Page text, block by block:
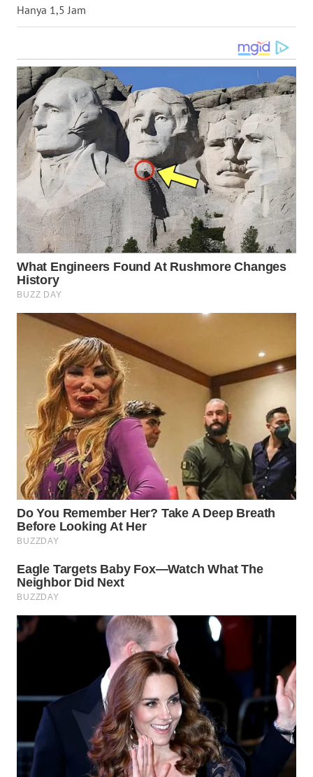
Hanya 1,5 Jam
WN
WN
JOGJA
WN
JATIM
WN
BALI
WN
KALBAR
WN
KALTENG
WN
KALTARA
WN
KALSEL
WN
KALTIM
WN
SULSEL
WN
WN
SULUT
MALUT
WN
DAIRI